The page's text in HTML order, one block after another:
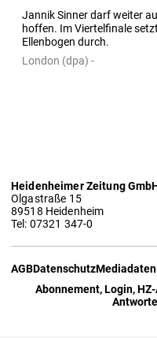
Jannik Sinner darf weiter
hoffen. Im Viertelfinale
Ellenbogen durch.
London (dpa) -
Heidenheimer Zeitung
Olgastraße 15
89518 Heidenheim
Tel: 07321 347-0
AGBDatenschutzMediadaten
Abonnement, Login,